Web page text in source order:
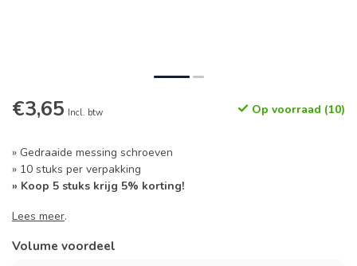
€3,65 Incl. btw Op voorraad (10)
» Gedraaide messing schroeven
» 10 stuks per verpakking
» Koop 5 stuks krijg 5% korting!
Lees meer.
Volume voordeel